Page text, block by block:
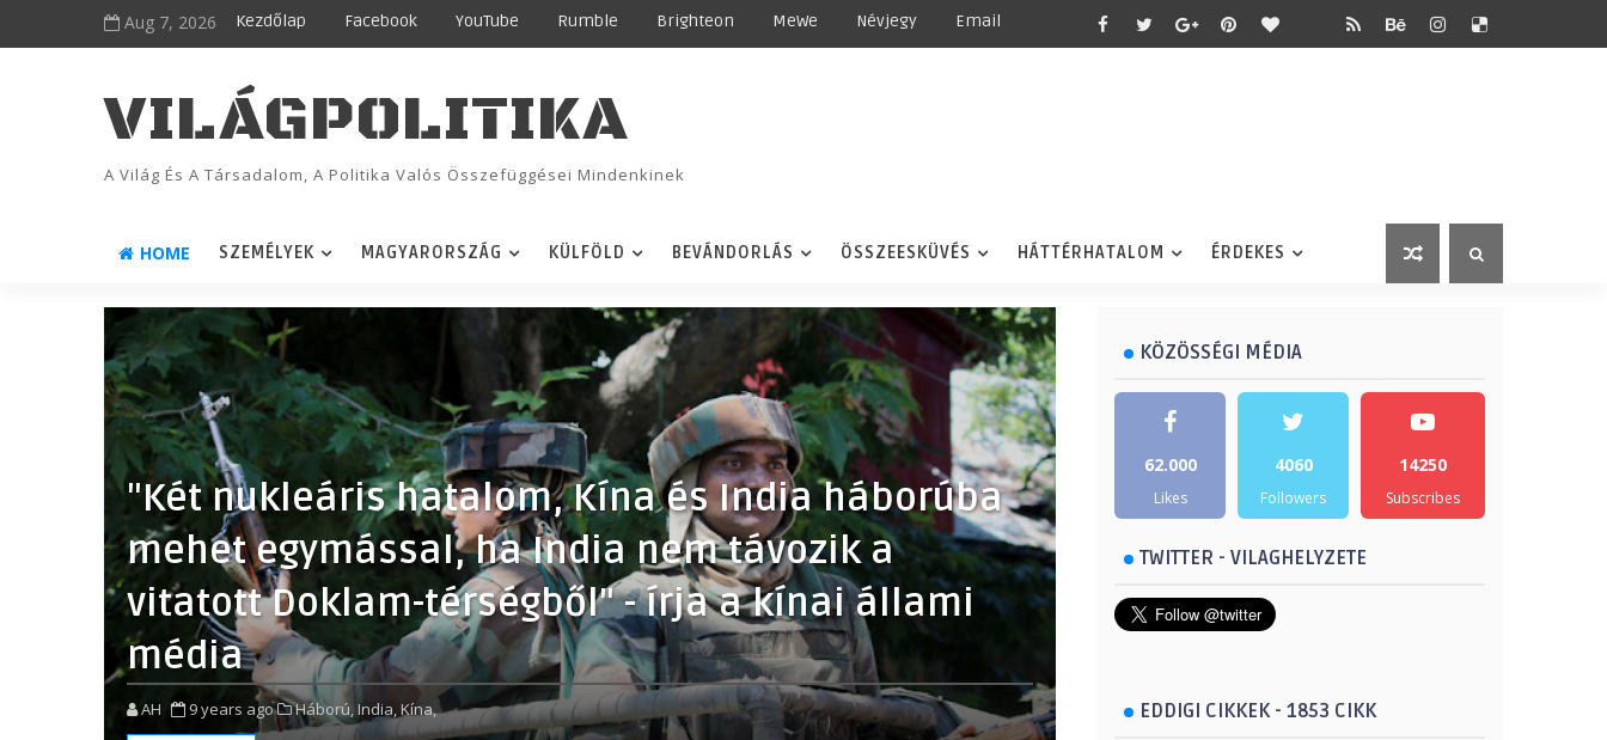
Aug 7, 2026 Kezdőlap Facebook YouTube Rumble Brighteon MeWe Névjegy Email
VILÁGPOLITIKA
A Világ És A Társadalom, A Politika Valós Összefüggései Mindenkinek
HOME SZEMÉLYEK MAGYARORSZÁG KÜLFÖLD BEVÁNDORLÁS ÖSSZEESKÜVÉS HÁTTÉRHATALOM ÉRDEKES
"Két nukleáris hatalom, Kína és India háborúba
mehet egymással, ha India nem távozik a
vitatott Doklam-térségből" - írja a kínai állami
média
AH 9 years ago Háború, India, Kína,
KÖZÖSSÉGI MÉDIA
62.000
Likes
4060
Followers
14250
Subscribes
TWITTER - VILAGHELYZETE
EDDIGI CIKKEK - 1853 CIKK